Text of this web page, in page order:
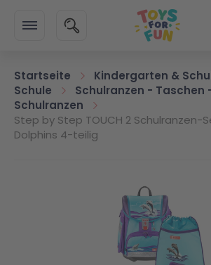
SUCHE
Startseite
Kindergarten &
Schule
Schulranzen - Taschen
Schulranzen
Step by Step TOUCH 2 Schulranzen-
Dolphins 4-teilig